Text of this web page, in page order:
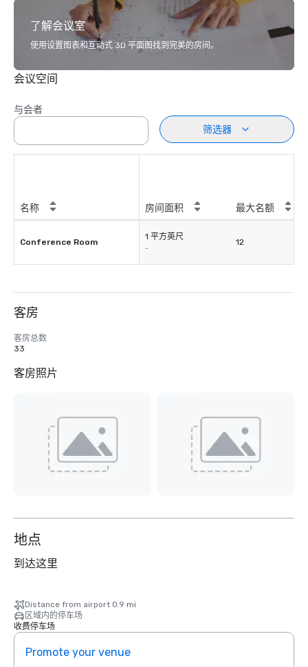
了解会议室
使用设置图表和互动式 3D 平面图找到完美的房间。
会议空间
与会者
筛选器
名称 房间面积 最大名额
Conference Room
1 平方英尺
-
12
客房
客房总数
33
客房照片
地点
到达这里
Distance from airport 0.9 mi
区域内的停车场
收费停车场
Promote your venue